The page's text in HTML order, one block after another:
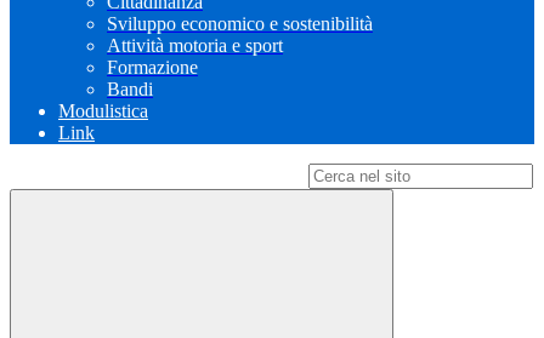
Sviluppo economico e sostenibilità
Attività motoria e sport
Formazione
Bandi
Modulistica
Link